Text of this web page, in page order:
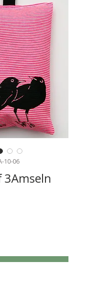
10-06
3Amseln